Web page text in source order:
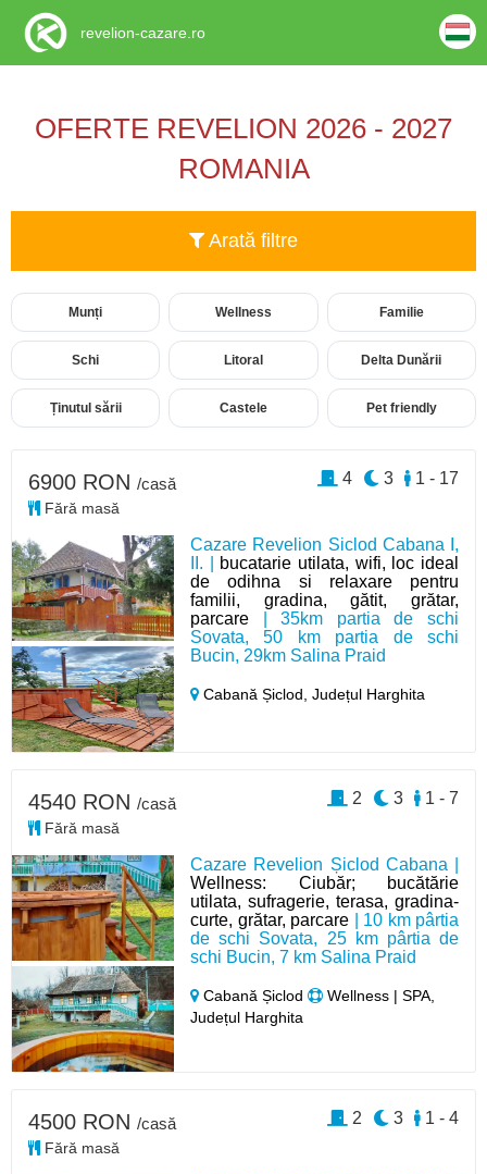
OFERTE REVELION 2026 - 2027
ROMANIA
Arată filtre
Munți Wellness Familie
Schi Litoral Delta Dunării
Ținutul sării Castele Pet friendly
Cazare Revelion Siclod Cabana I,
II. | bucatarie utilata, wifi, loc ideal
de odihna si relaxare pentru
familii, gradina, gătit, grătar,
parcare | 35km partia de schi
Sovata, 50 km partia de schi
Bucin, 29km Salina Praid
Cabană Șiclod,Județul Harghita
6900 RON /casă
Fără masă
1 - 17
3
4
Cazare Revelion Șiclod Cabana |
Wellness: Ciubăr; bucătărie
utilata, sufragerie, terasa, gradina-
curte, grătar, parcare | 10 km pârtia
de schi Sovata, 25 km pârtia de
schi Bucin, 7 km Salina Praid
Cabană Șiclod
Wellness | SPA,
Județul Harghita
4540 RON /casă
Fără masă
1 - 7
3
2
4500 RON /casă
Fără masă
1 - 4
3
2
revelion-cazare.ro